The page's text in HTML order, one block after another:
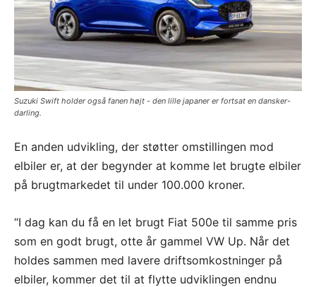
Suzuki Swift holder også fanen højt - den lille japaner er fortsat en dansker-
darling.
En anden udvikling, der støtter omstillingen mod
elbiler er, at der begynder at komme let brugte elbiler
på brugtmarkedet til under 100.000 kroner.
“I dag kan du få en let brugt Fiat 500e til samme pris
som en godt brugt, otte år gammel VW Up. Når det
holdes sammen med lavere driftsomkostninger på
elbiler, kommer det til at flytte udviklingen endnu